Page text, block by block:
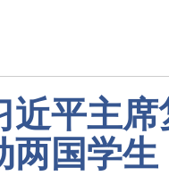
近平主
两国学生